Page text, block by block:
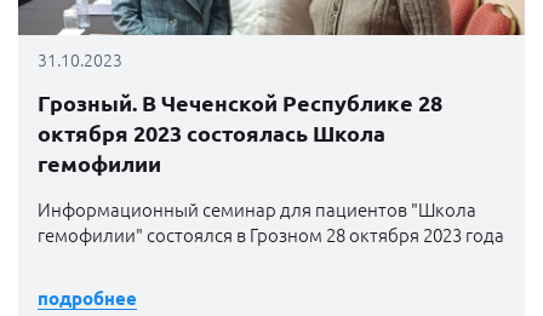
31.10.2023
Грозный. В Чеченской Республике 28
октября 2023 состоялась Школа
гемофилии
Информационный семинар для пациентов "Школа
гемофилии" состоялся в Грозном 28 октября 2023 года
подробнее